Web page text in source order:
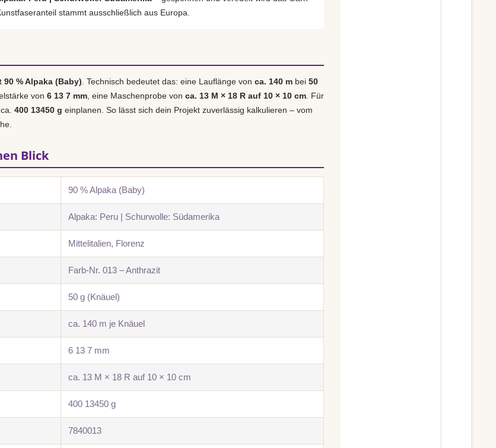
stammt ausschließlich aus Europa.
90 % Alpaka (Baby) . Technisch bedeutet das: eine Lauflänge von ca. 140 m bei 50
von 6 13 7 mm , eine Maschenprobe von ca. 13 M × 18 R auf 10 × 10 cm . Für
400 13450 g einplanen. So lässt sich dein Projekt zuverlässig kalkulieren – vom
Blick
90 % Alpaka (Baby)
Alpaka: Peru | Schurwolle: Südamerika
Mittelitalien, Florenz
Farb-Nr. 013 – Anthrazit
50 g (Knäuel)
ca. 140 m je Knäuel
6 13 7 mm
ca. 13 M × 18 R auf 10 × 10 cm
400 13450 g
7840013